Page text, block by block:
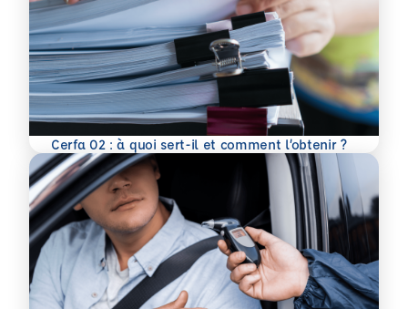
Cerfa 02 : à quoi sert-il et comment l’obtenir ?
En savoir plus